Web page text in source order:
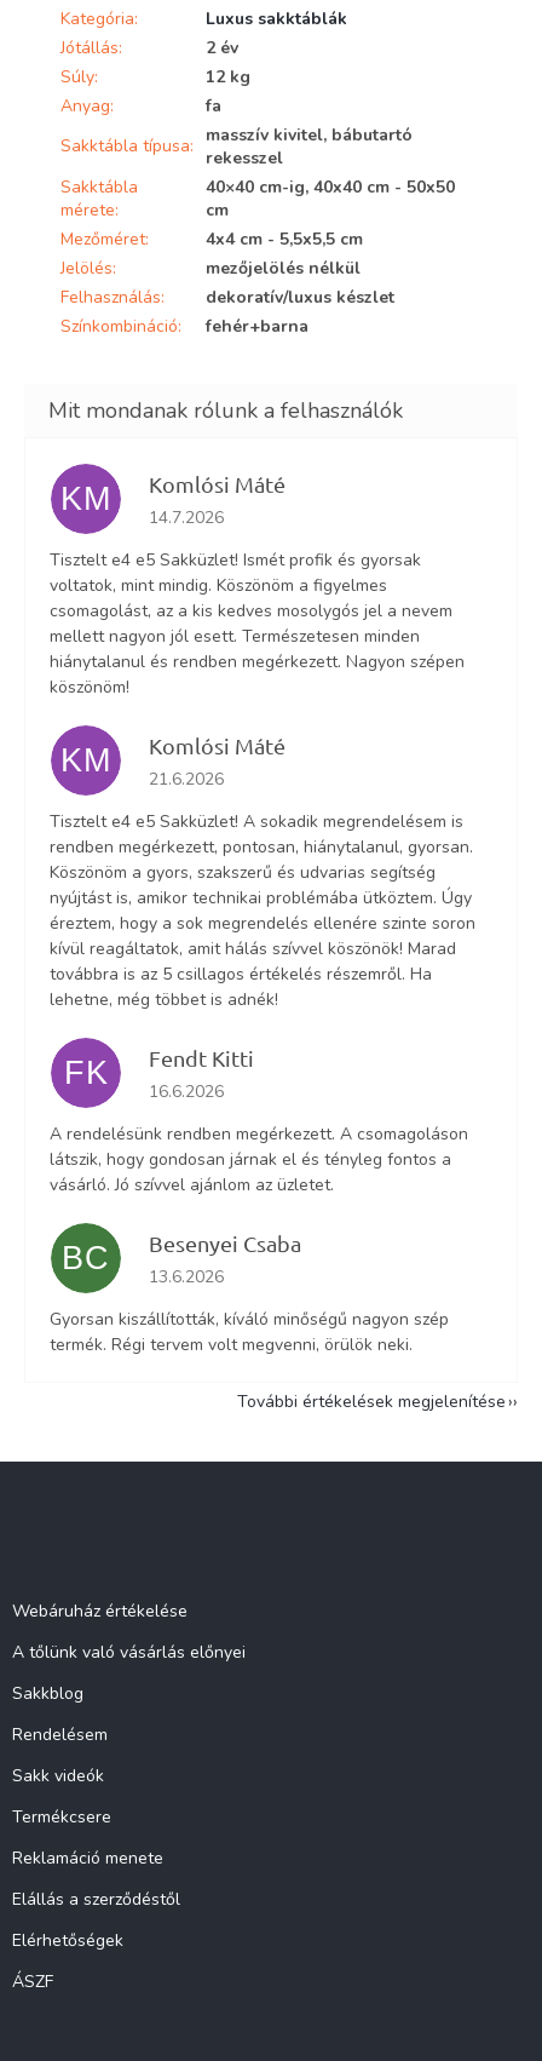
Kategória:
Luxus sakktáblák
Jótállás:
2 év
Súly:
12 kg
Anyag:
fa
Sakktábla típusa:
masszív kivitel, bábutartó
rekesszel
Sakktábla
mérete:
40×40 cm-ig, 40x40 cm - 50x50
cm
Mezőméret:
4x4 cm - 5,5x5,5 cm
Jelölés:
mezőjelölés nélkül
Felhasználás:
dekoratív/luxus készlet
Színkombináció: fehér+barna
KM Komlósi Máté
Az áruház értékelése 5-ből 5 csillag.
14.7.2026
Tisztelt e4 e5 Sakküzlet! Ismét profik és gyorsak
voltatok, mint mindig. Köszönöm a figyelmes
csomagolást, az a kis kedves mosolygós jel a nevem
mellett nagyon jól esett. Természetesen minden
hiánytalanul és rendben megérkezett. Nagyon szépen
köszönöm!
KM Komlósi Máté
Az áruház értékelése 5-ből 5 csillag.
21.6.2026
Tisztelt e4 e5 Sakküzlet! A sokadik megrendelésem is
rendben megérkezett, pontosan, hiánytalanul, gyorsan.
Köszönöm a gyors, szakszerű és udvarias segítség
nyújtást is, amikor technikai problémába ütköztem. Úgy
éreztem, hogy a sok megrendelés ellenére szinte soron
kívül reagáltatok, amit hálás szívvel köszönök! Marad
továbbra is az 5 csillagos értékelés részemről. Ha
lehetne, még többet is adnék!
FK Fendt Kitti
Az áruház értékelése 5-ből 5 csillag.
16.6.2026
A rendelésünk rendben megérkezett. A csomagoláson
látszik, hogy gondosan járnak el és tényleg fontos a
vásárló. Jó szívvel ajánlom az üzletet.
BC Besenyei Csaba
Az áruház értékelése 5-ből 5 csillag.
13.6.2026
Gyorsan kiszállították, kíváló minőségű nagyon szép
termék. Régi tervem volt megvenni, örülök neki.
További értékelések megjelenítése
Webáruház értékelése
A tőlünk való vásárlás előnyei
Sakkblog
Rendelésem
Sakk videók
Termékcsere
Reklamáció menete
Elállás a szerződéstől
Elérhetőségek
ÁSZF